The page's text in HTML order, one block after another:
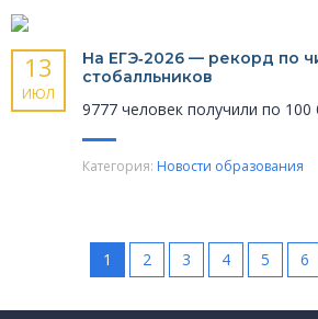
13
ИЮЛ
На ЕГЭ‑2026 — рекорд по
стобалльников
9777 человек получили по 100
Категория: Новости образования
1 2 3 4 5 6